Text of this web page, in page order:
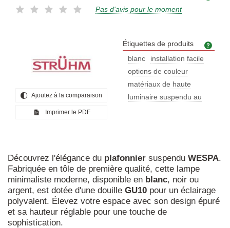
Pas d'avis pour le moment
Ajoutez à la comparaison
Imprimer le PDF
Étiquettes de produits
blanc
installation facile
options de couleur
matériaux de haute
luminaire suspendu au
Découvrez l'élégance du plafonnier suspendu WESPA.
Fabriquée en tôle de première qualité, cette lampe
minimaliste moderne, disponible en blanc, noir ou
argent, est dotée d'une douille GU10 pour un éclairage
polyvalent. Élevez votre espace avec son design épuré
et sa hauteur réglable pour une touche de
sophistication.